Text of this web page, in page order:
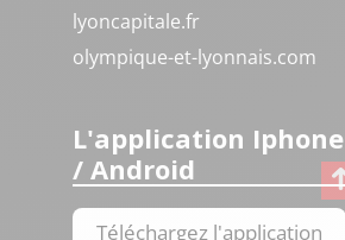
lyoncapitale.fr
olympique-et-lyonnais.com
L'application Iphone
/ Android
Téléchargez l'application